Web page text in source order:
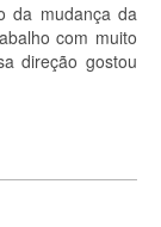
da mudança da
com muito
direção gostou